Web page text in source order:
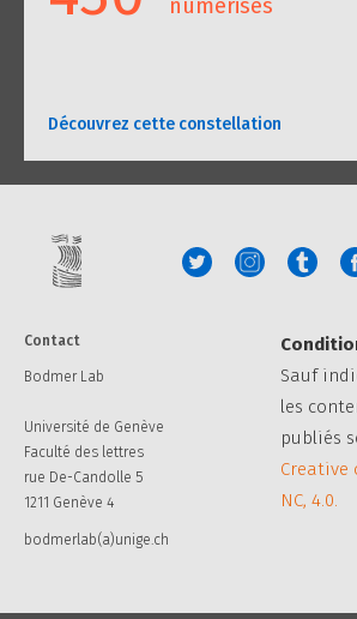
numérisés
Découvrez cette constellation
Contact
Bodmer Lab
Université de Genève
Faculté des lettres
rue De-Candolle 5
1211 Genève 4
bodmerlab(a)unige.ch
Sauf
les
publiés
Creative
NC, 4.0.